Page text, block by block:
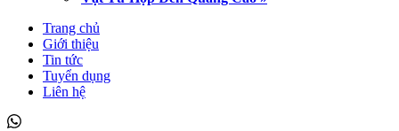
Trang chủ
Giới thiệu
Tin tức
Tuyển dụng
Liên hệ